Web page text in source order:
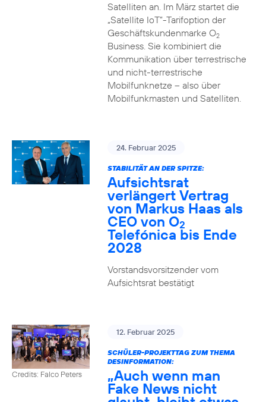
Satelliten an. Im März startet die
„Satellite IoT”-Tarifoption der
Geschäftskundenmarke O2
Business. Sie kombiniert die
Kommunikation über terrestrische
und nicht-terrestrische
Mobilfunknetze – also über
Mobilfunkmasten und Satelliten.
24. Februar 2025
STABILITÄT AN DER SPITZE:
Aufsichtsrat
verlängert Vertrag
von Markus Haas als
CEO von O2
Telefónica bis Ende
2028
Vorstandsvorsitzender vom
Aufsichtsrat bestätigt
Credits: Falco Peters
12. Februar 2025
SCHÜLER-PROJEKTTAG ZUM THEMA
DESINFORMATION:
„Auch wenn man
Fake News nicht